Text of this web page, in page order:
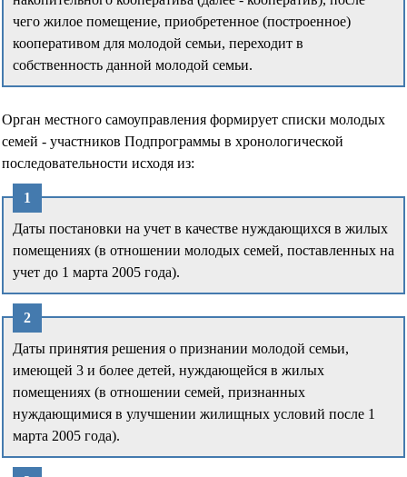
чего жилое помещение, приобретенное (построенное)
кооперативом для молодой семьи, переходит в
собственность данной молодой семьи.
Орган местного самоуправления формирует списки молодых
семей - участников Подпрограммы в хронологической
последовательности исходя из:
Даты постановки на учет в качестве нуждающихся в жилых
помещениях (в отношении молодых семей, поставленных на
учет до 1 марта 2005 года).
Даты принятия решения о признании молодой семьи,
имеющей 3 и более детей, нуждающейся в жилых
помещениях (в отношении семей, признанных
нуждающимися в улучшении жилищных условий после 1
марта 2005 года).